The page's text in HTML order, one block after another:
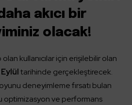
akıcı bir
olacak!
kullanıcılar için erişilebilir olan
tarihinde gerçekleştirecek.
deneyimleme fırsatı bulan
optimizasyon ve performans